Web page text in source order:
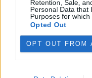
Retention, Sale,
Personal Data that
Purposes for which
Opted Out
OPT OUT FROM